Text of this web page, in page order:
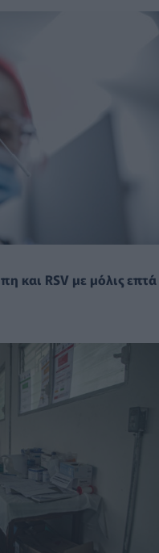
και RSV με μόλις επτά